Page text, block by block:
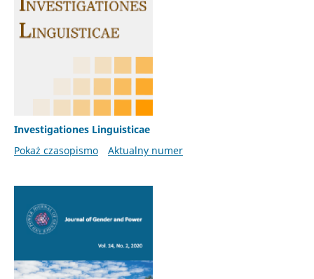
Investigationes Linguisticae
Pokaż czasopismo
Aktualny numer